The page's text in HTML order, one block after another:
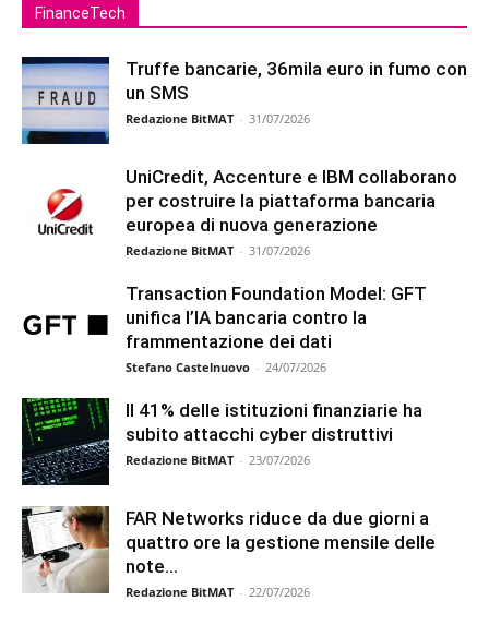
FinanceTech
Truffe bancarie, 36mila euro in fumo con
un SMS
Redazione BitMAT - 31/07/2026
UniCredit, Accenture e IBM collaborano
per costruire la piattaforma bancaria
europea di nuova generazione
Redazione BitMAT - 31/07/2026
Transaction Foundation Model: GFT
unifica l’IA bancaria contro la
frammentazione dei dati
Stefano Castelnuovo - 24/07/2026
Il 41% delle istituzioni finanziarie ha
subito attacchi cyber distruttivi
Redazione BitMAT - 23/07/2026
FAR Networks riduce da due giorni a
quattro ore la gestione mensile delle
note...
Redazione BitMAT - 22/07/2026